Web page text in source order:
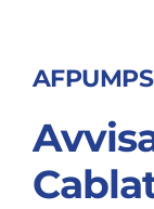
AFPUMPS